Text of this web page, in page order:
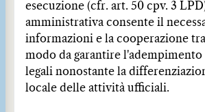
esecuzione (cfr. art. 50 cpv. 3
amministrativa consente il
informazioni e la cooperazione
modo da garantire l'adempimento
legali nonostante la
locale delle attività ufficiali.